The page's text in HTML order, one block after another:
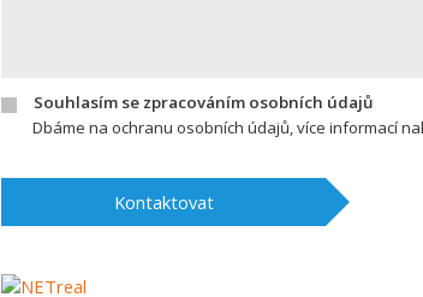
Souhlasím se zpracováním osobních údajů
Dbáme na ochranu osobních údajů, více informací
Kontaktovat